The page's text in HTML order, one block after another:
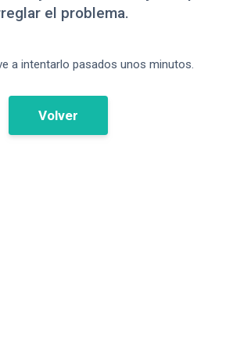
el problema.
a intentarlo pasados unos minutos.
Volver